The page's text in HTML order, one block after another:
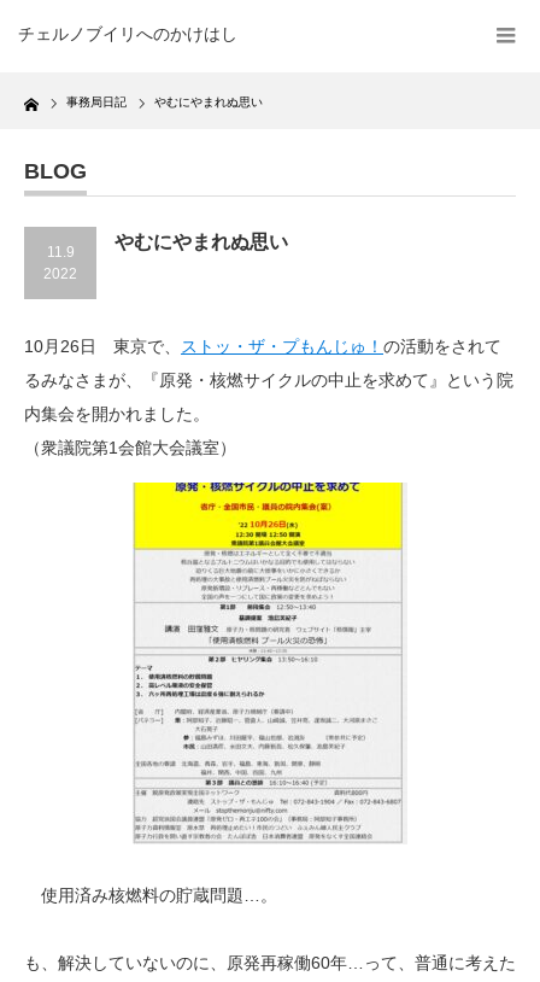
チェルノブイリへのかけはし
Home 事務局日記 やむにやまれぬ思い
BLOG
11.9
2022
やむにやまれぬ思い
10月26日 東京で、 ストッ・ザ・プもんじゅ！ の活動をされて
るみなさまが、『原発・核燃サイクルの中止を求めて』という院
内集会を開かれました。
（衆議院第1会館大会議室）
使用済み核燃料の貯蔵問題…。
も、解決していないのに、原発再稼働60年…って、普通に考えた